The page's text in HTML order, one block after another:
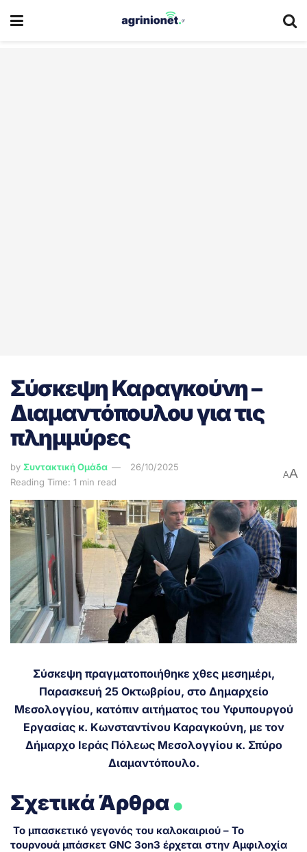
Σύσκεψη Καραγκούνη –
Διαμαντόπουλου για τις
πλημμύρες
by Συντακτική Ομάδα
26/10/2025
Reading Time: 1 min read
AA
Σύσκεψη πραγματοποιήθηκε χθες μεσημέρι,
Παρασκευή 25 Οκτωβρίου, στο Δημαρχείο
Μεσολογγίου, κατόπιν αιτήματος του Υφυπουργού
Εργασίας κ. Κωνσταντίνου Καραγκούνη, με τον
Δήμαρχο Ιεράς Πόλεως Μεσολογγίου κ. Σπύρο
Διαμαντόπουλο.
Σχετικά Άρθρα.
Το μπασκετικό γεγονός του καλοκαιριού – Το
τουρνουά μπάσκετ GNC 3on3 έρχεται στην Αμφιλοχία